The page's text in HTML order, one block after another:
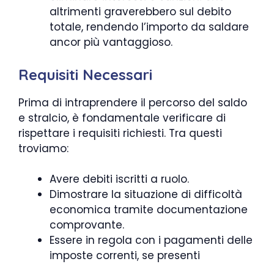
altrimenti graverebbero sul debito
totale, rendendo l’importo da saldare
ancor più vantaggioso.
Requisiti Necessari
Prima di intraprendere il percorso del saldo
e stralcio, è fondamentale verificare di
rispettare i requisiti richiesti. Tra questi
troviamo:
Avere debiti iscritti a ruolo.
Dimostrare la situazione di difficoltà
economica tramite documentazione
comprovante.
Essere in regola con i pagamenti delle
imposte correnti, se presenti